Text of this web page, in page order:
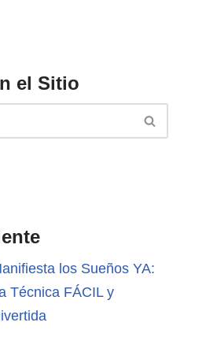
el Sitio
los Sueños YA:
Técnica FÁCIL y